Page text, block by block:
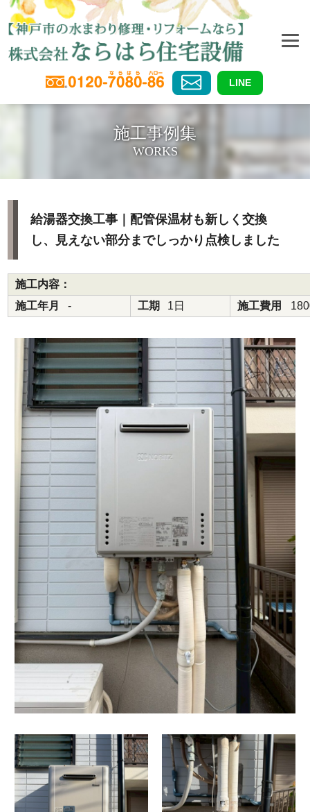
LINE
施工事例集
WORKS
給湯器交換工事｜配管保温材も新しく交換
し、見えない部分までしっかり点検しました
施工内容：
施工年月
- 工期 1日 施工費用